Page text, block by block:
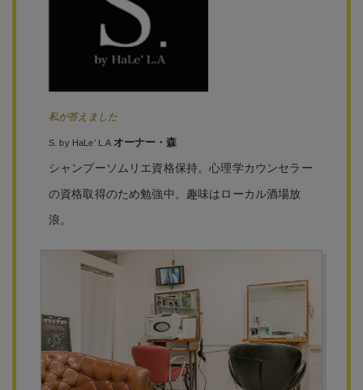
私が答えました
S. by HaLe’ L.A オーナー・森
シャンプーソムリエ資格保持。心理学カウンセラー
の資格取得のため勉強中。趣味はローカル酒場放
浪。